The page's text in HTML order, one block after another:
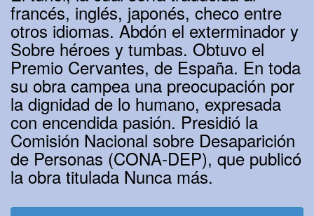
francés, inglés, japonés, checo entre
otros idiomas. Abdón el exterminador y
Sobre héroes y tumbas. Obtuvo el
Premio Cervantes, de España. En toda
su obra campea una preocupación por
la dignidad de lo humano, expresada
con encendida pasión. Presidió la
Comisión Nacional sobre Desaparición
de Personas (CONA-DEP), que publicó
la obra titulada Nunca más.